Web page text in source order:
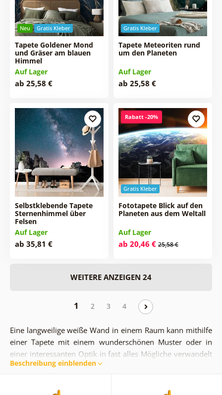
Neu Gratis Kleber
Tapete Goldener Mond
und Gräser am blauen
Himmel
Auf Lager
ab 25,58 €
Gratis Kleber
Tapete Meteoriten rund
um den Planeten
Auf Lager
ab 25,58 €
Selbstklebende Tapete
Sternenhimmel über
Felsen
Auf Lager
ab 35,81 €
Gratis Kleber
Rabatt -20%
Fototapete Blick auf den
Planeten aus dem Weltall
Auf Lager
ab 20,46 € 25,58 €
WEITERE ANZEIGEN 24
1 2 3 4
Eine langweilige weiße Wand in einem Raum kann mithilfe
einer Tapete mit einem wunderschönen Muster oder in
einer interessanten Optik in fast alles Mögliche verwandelt
werden. Sehr beliebt sind gerade Tapeten mit dem Motiv
bequem von Ihrer Couch oder Ihrem Bett aus.
Beschreibung einblenden